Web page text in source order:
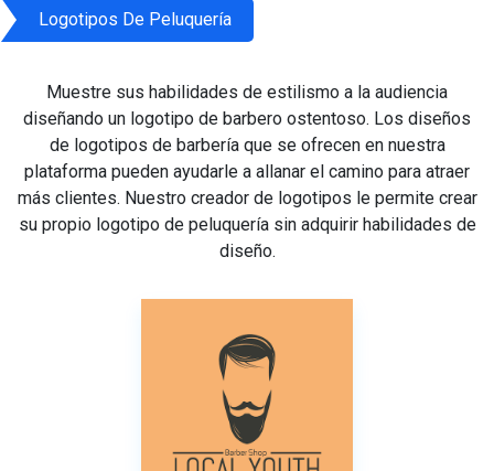
Logotipos De Peluquería
Muestre sus habilidades de estilismo a la audiencia
diseñando un logotipo de barbero ostentoso. Los diseños
de logotipos de barbería que se ofrecen en nuestra
plataforma pueden ayudarle a allanar el camino para atraer
más clientes. Nuestro creador de logotipos le permite crear
su propio logotipo de peluquería sin adquirir habilidades de
diseño.